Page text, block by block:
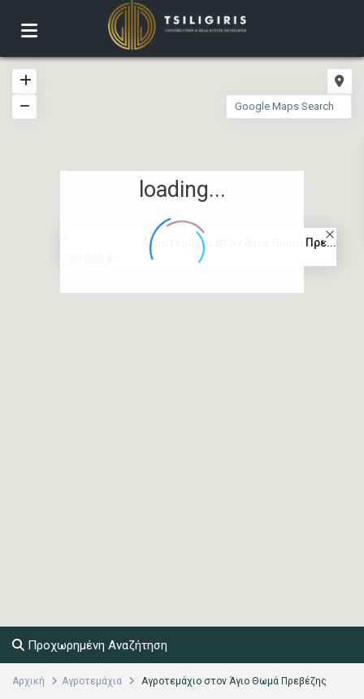
Αγροτεμάχιο στον Άγιο Θωμά Πρε...
loading...
Προχωρημένη Αναζήτηση
Αρχική Αγροτεμάχια Αγροτεμάχιο στον Άγιο Θωμά Πρεβέζης